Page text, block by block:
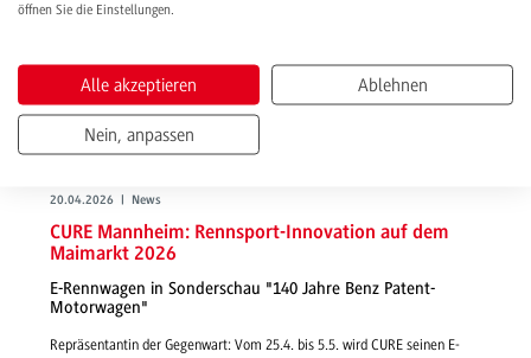
20.04.2026 | News
CURE Mannheim: Rennsport-Innovation auf dem
Maimarkt 2026
E-Rennwagen in Sonderschau "140 Jahre Benz Patent-
Motorwagen"
Repräsentantin der Gegenwart: Vom 25.4. bis 5.5. wird CURE seinen E-
öffnen Sie die Einstellungen.
Alle akzeptieren Ablehnen
Nein, anpassen